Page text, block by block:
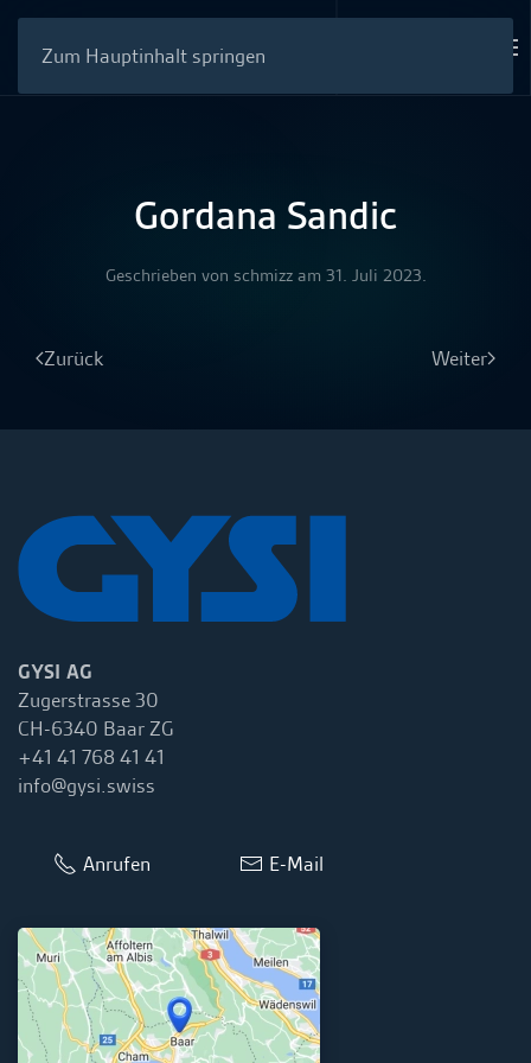
Zum Hauptinhalt springen
Gordana Sandic
Geschrieben von schmizzam 31. Juli 2023.
Zurück Weiter
GYSI AG
Zugerstrasse 30
CH-6340 Baar ZG
+41 41 768 41 41
info@gysi.swiss
Anrufen E-Mail